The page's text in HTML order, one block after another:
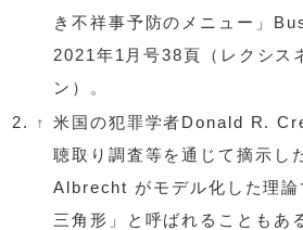
き不祥事予防のメニュー」
2021年1月号38頁（レクシス
ン）。
2.
↑ 米国の犯罪学者Donald R.
聴取り調査等を通じて摘示し
Albrecht がモデル化した理論
三角形」と呼ばれることもあ